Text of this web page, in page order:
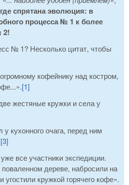
спрятана эволюция: в
процесса № 1 к более
2!
№ 1? Несколько цитат, чтобы
кофейнику над костром,
[1]
жестяные кружки и села у
кухонного очага, перед ним
[3]
все участники экспедиции.
дереве, набросили на
кружкой горячего кофе».